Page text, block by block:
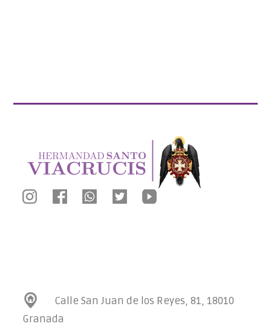
Calle San Juan de los Reyes, 81, 18010
Granada